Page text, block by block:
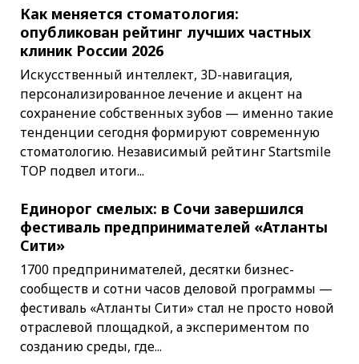
Как меняется стоматология:
опубликован рейтинг лучших частных
клиник России 2026
Искусственный интеллект, 3D-навигация,
персонализированное лечение и акцент на
сохранение собственных зубов — именно такие
тенденции сегодня формируют современную
стоматологию. Независимый рейтинг Startsmile
TOP подвел итоги...
Единорог смелых: в Сочи завершился
фестиваль предпринимателей «Атланты
Сити»
1700 предпринимателей, десятки бизнес-
сообществ и сотни часов деловой программы —
фестиваль «Атланты Сити» стал не просто новой
отраслевой площадкой, а экспериментом по
созданию среды, где...